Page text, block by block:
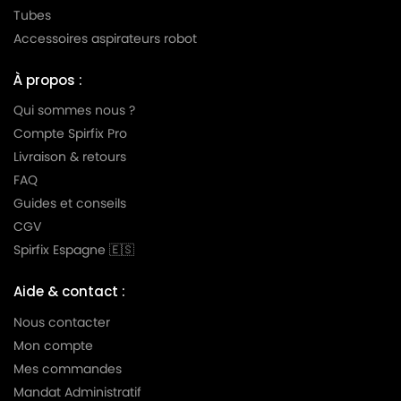
MIELE
MIELE
MIELE AMBIENTE PLUS
MIELE
MIELE
MIELE ANIVERSARIO
MIELE
MIELE ANNIVERSARY
MIELE
MIELE
MIELE ANNIVERSARY S100
MIELE
MIELE ANNIVERSARY S101
MIELE
Tubes
Accessoires aspirateurs robot
À propos :
Qui sommes nous ?
Compte Spirfix Pro
Livraison & retours
FAQ
Guides et conseils
CGV
Spirfix Espagne 🇪🇸
Aide & contact :
Nous contacter
Mon compte
Mes commandes
Mandat Administratif